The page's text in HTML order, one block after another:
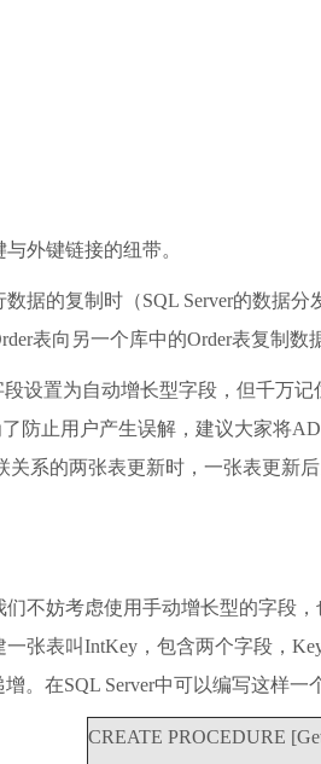
外键链接的纽带。
据的复制时（SQL Server的数据
表向另一个库中的Order表复制数
设置为自动增长型字段，但千万
防止用户产生误解，建议大家将
关系的两张表更新时，一张表更
不妨考虑使用手动增长型的字段
张表叫IntKey，包含两个字段，
。在SQL Server中可以编写这样
CREATE PROCEDURE